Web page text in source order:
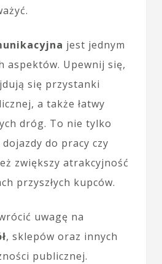
jest jednym
aspektów. Upewnij się,
się przystanki
a także łatwy
dróg. To nie tylko
do pracy czy
zwiększy atrakcyjność
przyszłych kupców.
uwagę na
, sklepów oraz innych
publicznej.